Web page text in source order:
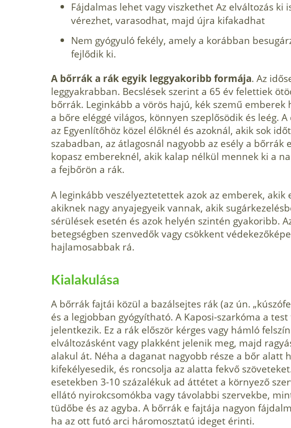
Fájdalmas lehet vagy viszkethet Az elváltozás ki
vérezhet, varasodhat, majd újra kifakadhat
Nem gyógyuló fekély, amely a korábban
fejlődik ki.
A bőrrák a rák egyik leggyakoribb formája. Az
leggyakrabban. Becslések szerint a 65 év felettiek
bőrrák. Leginkább a vörös hajú, kék szemű emberek
a bőre eléggé világos, könnyen szeplősödik és leég.
az Egyenlítőhöz közel élőknél és azoknál, akik sok
szabadban, az átlagosnál nagyobb az esély a bőrrák
kopasz embereknél, akik kalap nélkül mennek ki a
a fejbőrön a rák.
A leginkább veszélyeztetettek azok az emberek, akik
akiknek nagy anyajegyeik vannak, akik
sérülések esetén és azok helyén szintén gyakoribb.
betegségben szenvedők vagy csökkent
hajlamosabbak rá.
Kialakulása
A bőrrák fajtái közül a bazálsejtes rák (az ún.
és a legjobban gyógyítható. A Kaposi-szarkóma a
jelentkezik. Ez a rák először kérges vagy hámló
elváltozásként vagy plakként jelenik meg, majd
alakul át. Néha a daganat nagyobb része a bőr alatt
kifekélyesedik, és roncsolja az alatta fekvő
esetekben 3-10 százalékuk ad áttétet a környező
ellátó nyirokcsomókba vagy távolabbi szervekbe,
tüdőbe és az agyba. A bőrrák e fajtája nagyon
ha az ott futó arci háromosztatú ideget érinti.